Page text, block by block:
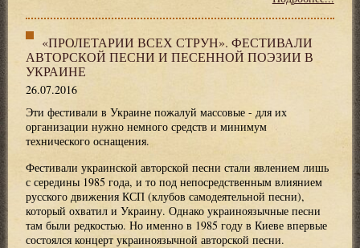
«ПРОЛЕТАРИИ ВСЕХ СТРУН». ФЕСТИВАЛИ
АВТОРСКОЙ ПЕСНИ И ПЕСЕННОЙ ПОЭЗИИ В
УКРАИНЕ
26.07.2016
Эти фестивали в Украине пожалуй массовые - для их
организации нужно немного средств и минимум
технического оснащения.
Фестивали украинской авторской песни стали явлением лишь
с середины 1985 года, и то под непосредственным влиянием
русского движения КСП (клубов самодеятельной песни),
который охватил и Украину. Однако украиноязычные песни
там были редкостью. Но именно в 1985 году в Киеве впервые
состоялся концерт украиноязычной авторской песни.